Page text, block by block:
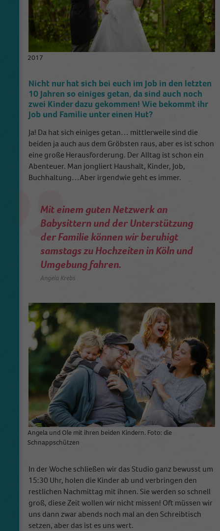
2017
Nicht nur hat sich bei euch im Job in den letzten
10 Jahren so einiges getan, da sind auch noch
zwei Kinder dazu gekommen! Wie bekommt ihr
Job und Familie unter einen Hut?
Ja! Da hat sich einiges getan… mittlerweile sind die
beiden ja auch aus dem Gröbsten raus, aber es ist schon
eine große Herausforderung. Der Alltag ist schon ein
Abenteuer. Man jongliert Haushalt, Kinder, Job,
Buchhaltung…Aber irgendwie geht es immer.
Mit einem guten Netzwerk an
Babysittern und der Unterstützung
der Familie können wir beruhigt
samstags zu Hochzeiten in Köln und
Umgebung fahren.
Angela Krebs
Angela und Ole mit ihren beiden Kindern. Foto: die
Schnappschützen
In der Woche schließen wir das Studio ganz bewusst um
15:30 Uhr, holen die Kinder ab und verbringen den
restlichen Nachmittag mit ihnen. Sie werden so schnell
groß, diese Zeit wollen wir nicht missen! Oft müssen wir
uns dann zwar abends noch mal an den Schreibtisch
setzen, aber das ist es uns wert.